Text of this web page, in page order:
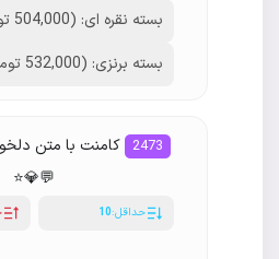
بسته نقره ای: (504,000 تومان)
بسته برنزی: (532,000 تومان)
2473 کامنت با متن
💬💎⭐️
حداقل:10